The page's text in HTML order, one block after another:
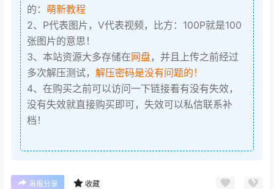
的： 萌新教程
2、P代表图片，V代表视频，比方：100P就是100
张图片的意思！
3、本站资源大多存储在网盘，并且上传之前经过
多次解压测试， 解压密码是没有问题的！
4、在购买之前可以访问一下链接看有没有失效，
没有失效就直接购买即可，失效可以私信联系补
档！
海报分享 收藏